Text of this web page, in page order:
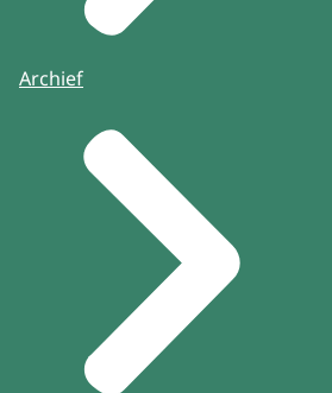
Archief